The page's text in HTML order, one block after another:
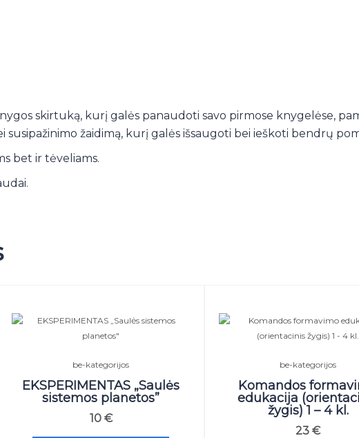
skirtuką, kurį galės panaudoti savo pirmose knygelėse,
žaidimą, kurį galės išsaugoti bei ieškoti bendrų
bet ir tėveliams.
be-kategorijos
EKSPERIMENTAS „Saulės
sistemos planetos”
10 €
be-kategorijos
Komandos
edukacija
žygis) 1 – 4 kl.
23 €